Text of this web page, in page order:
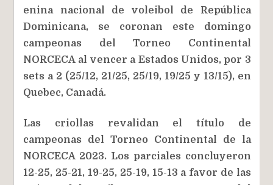
enina nacional de voleibol de República
Dominicana, se coronan este domingo
campeonas del Torneo Continental
NORCECA al vencer a Estados Unidos, por 3
sets a 2 (25/12, 21/25, 25/19, 19/25 y 13/15), en
Quebec, Canadá.
Las criollas revalidan el título de
campeonas del Torneo Continental de la
NORCECA 2023. Los parciales concluyeron
12-25, 25-21, 19-25, 25-19, 15-13 a favor de las